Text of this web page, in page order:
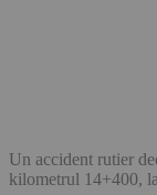
Un accident rutier
kilometrul 14+400,